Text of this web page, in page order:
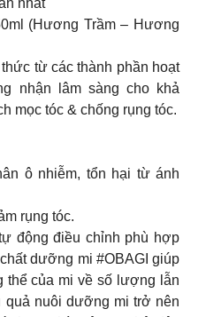
(Hương Trầm – Hương
từ các thành phần hoạt
nhận lâm sàng cho khả
mọc tóc & chống rụng tóc.
ô nhiễm, tổn hại từ ánh
rụng tóc.
động điều chỉnh phù hợp
dưỡng mi #OBAGI giúp
thể của mi về số lượng lẫn
nuôi dưỡng mi trở nên